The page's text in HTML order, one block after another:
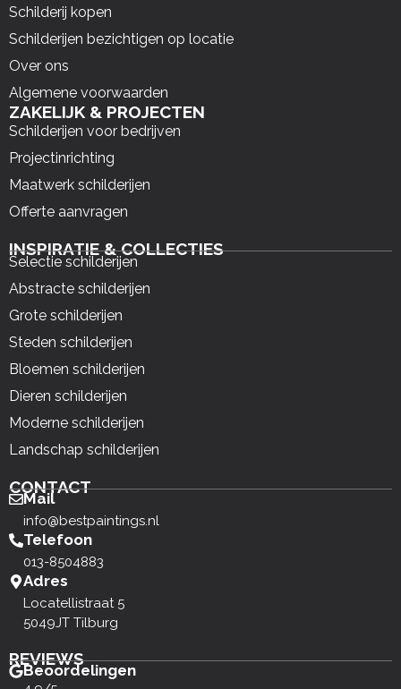
Schilderij kopen
Schilderijen bezichtigen op locatie
Over ons
Algemene voorwaarden
ZAKELIJK & PROJECTEN
Schilderijen voor bedrijven
Projectinrichting
Maatwerk schilderijen
Offerte aanvragen
INSPIRATIE & COLLECTIES
Selectie schilderijen
Abstracte schilderijen
Grote schilderijen
Steden schilderijen
Bloemen schilderijen
Dieren schilderijen
Moderne schilderijen
Landschap schilderijen
CONTACT
Mail
info@bestpaintings.nl
Telefoon
013-8504883
Adres
Locatellistraat 5
5049JT Tilburg
REVIEWS
Beoordelingen